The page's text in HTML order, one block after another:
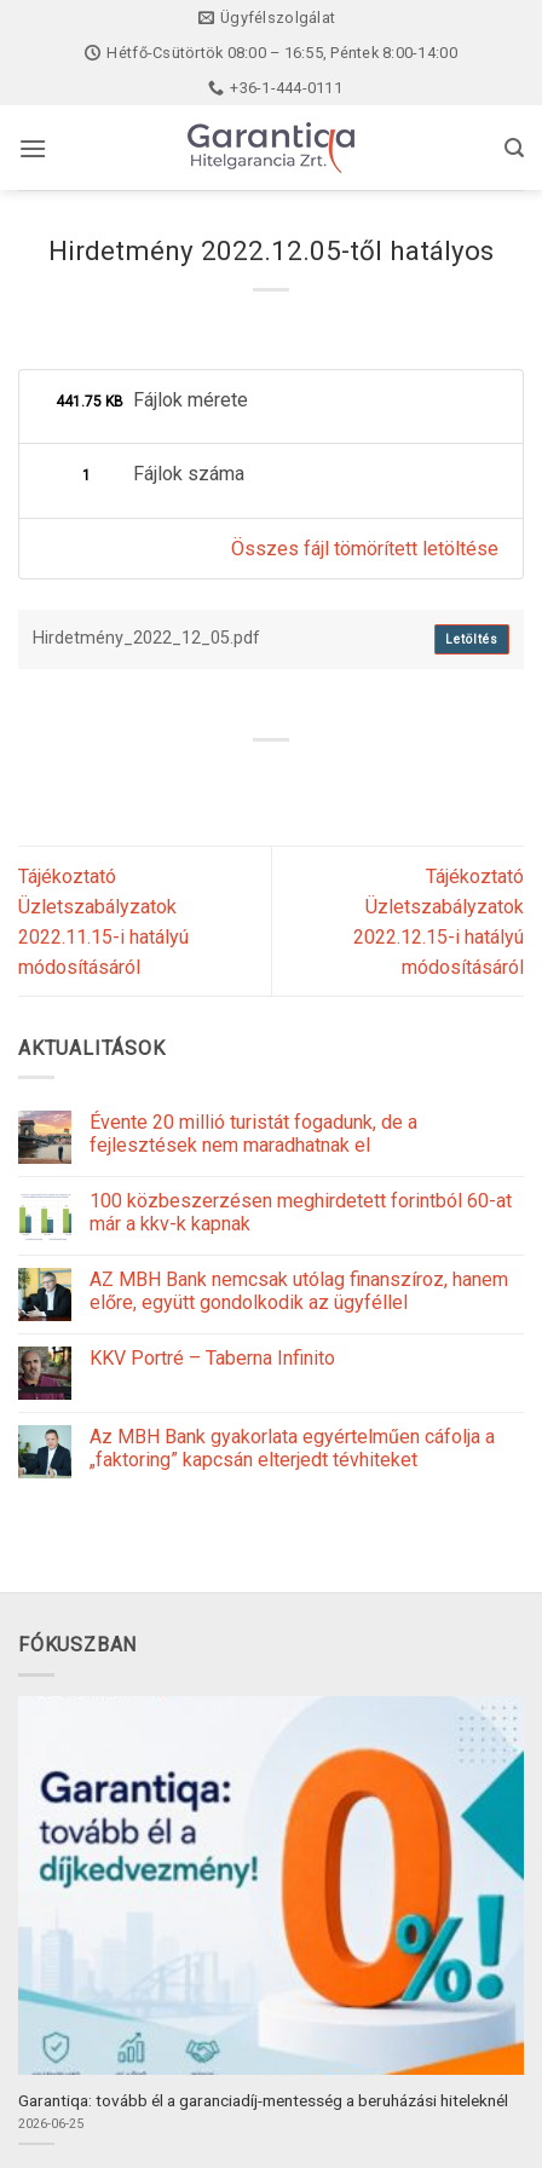
Ügyfélszolgálat
Hétfő-Csütörtök 08:00 – 16:55, Péntek 8:00-14:00
+36-1-444-0111
Hirdetmény 2022.12.05-től hatályos
441.75 KB Fájlok mérete
1 Fájlok száma
Összes fájl tömörített letöltése
Hirdetmény_2022_12_05.pdf Letöltés
Tájékoztató
Üzletszabályzatok
2022.11.15-i hatályú
módosításáról
Tájékoztató
Üzletszabályzatok
2022.12.15-i hatályú
módosításáról
AKTUALITÁSOK
Évente 20 millió turistát fogadunk, de a
fejlesztések nem maradhatnak el
100 közbeszerzésen meghirdetett forintból 60-at
már a kkv-k kapnak
AZ MBH Bank nemcsak utólag finanszíroz, hanem
előre, együtt gondolkodik az ügyféllel
KKV Portré – Taberna Infinito
Az MBH Bank gyakorlata egyértelműen cáfolja a
„faktoring” kapcsán elterjedt tévhiteket
FÓKUSZBAN
Garantiqa: tovább él a garanciadíj-mentesség a beruházási hiteleknél
2026-06-25